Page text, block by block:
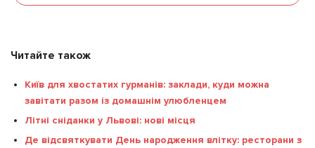
Читайте також
Київ для хвостатих гурманів: заклади, куди можна
завітати разом із домашнім улюбленцем
Літні сніданки у Львові: нові місця
Де відсвяткувати День народження влітку: ресторани з